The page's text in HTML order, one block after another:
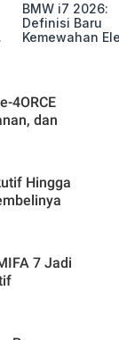
BMW i7 2026:
Definisi Baru
Kemewahan
4ORCE
dan
Hingga
7 Jadi